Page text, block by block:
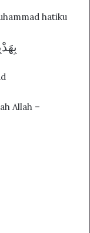
hatiku
Allah –